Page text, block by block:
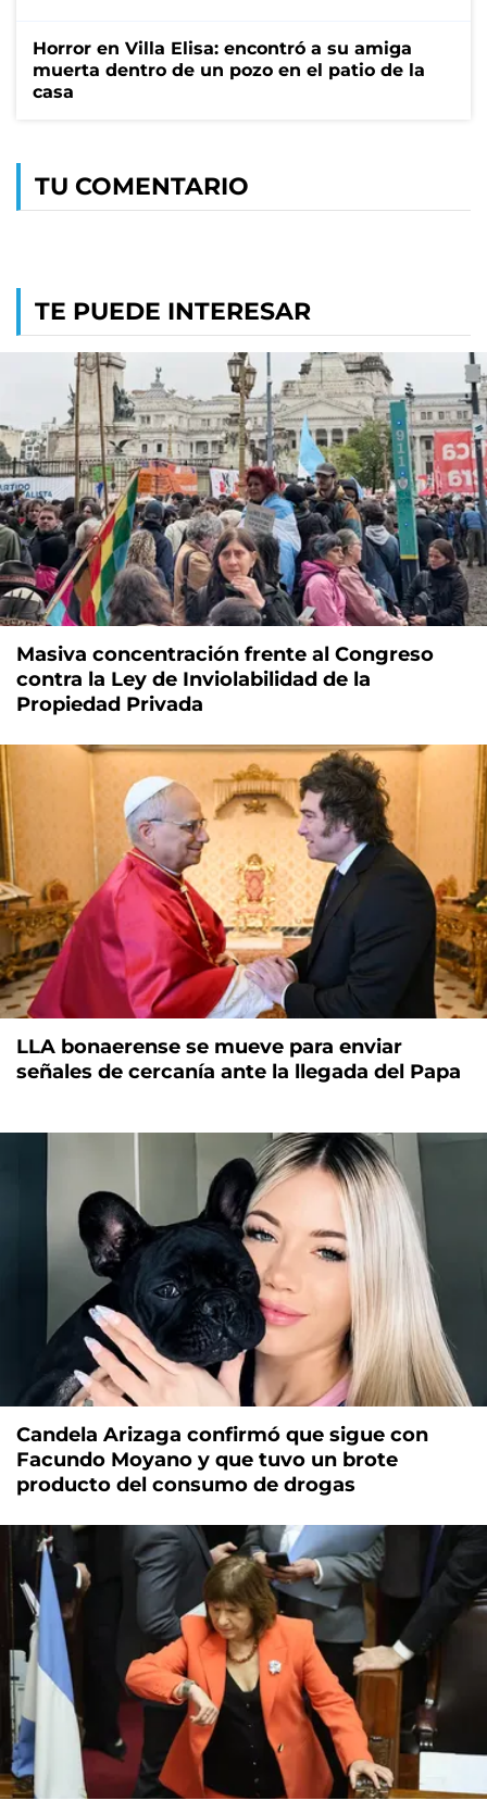
Horror en Villa Elisa: encontró a su amiga
muerta dentro de un pozo en el patio de la
casa
TU COMENTARIO
TE PUEDE INTERESAR
Masiva concentración frente al Congreso
contra la Ley de Inviolabilidad de la
Propiedad Privada
LLA bonaerense se mueve para enviar
señales de cercanía ante la llegada del Papa
Candela Arizaga confirmó que sigue con
Facundo Moyano y que tuvo un brote
producto del consumo de drogas